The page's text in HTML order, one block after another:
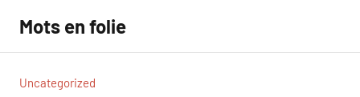
contenu
Mots en folie
Uncategorized